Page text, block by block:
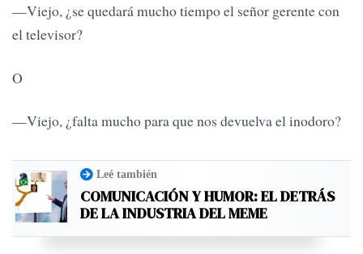
—Viejo, ¿se quedará mucho tiempo el señor gerente con
el televisor?
O
—Viejo, ¿falta mucho para que nos devuelva el inodoro?
Leé también
COMUNICACIÓN Y HUMOR: EL DETRÁS
DE LA INDUSTRIA DEL MEME